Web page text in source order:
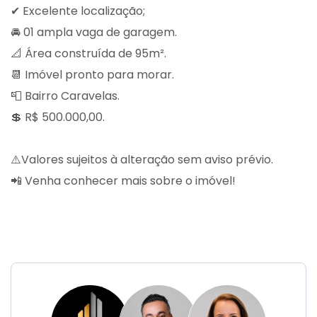
✔ Excelente localização;
🚘 01 ampla vaga de garagem.
📐 Área construída de 95m².
📆 Imóvel pronto para morar.
📮 Bairro Caravelas.
💲 R$ 500.000,00.
⚠️Valores sujeitos à alteração sem aviso prévio.
📲 Venha conhecer mais sobre o imóvel!